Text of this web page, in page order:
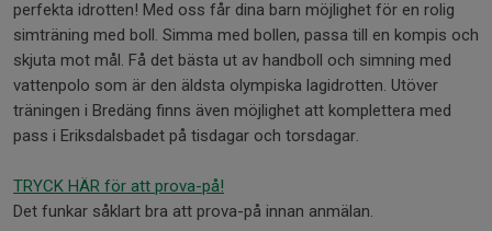
perfekta idrotten! Med oss får dina barn möjlighet för en rolig
simträning med boll. Simma med bollen, passa till en kompis och
skjuta mot mål. Få det bästa ut av handboll och simning med
vattenpolo som är den äldsta olympiska lagidrotten. Utöver
träningen i Bredäng finns även möjlighet att komplettera med
pass i Eriksdalsbadet på tisdagar och torsdagar.
TRYCK HÄR för att prova-på!
Det funkar såklart bra att prova-på innan anmälan.